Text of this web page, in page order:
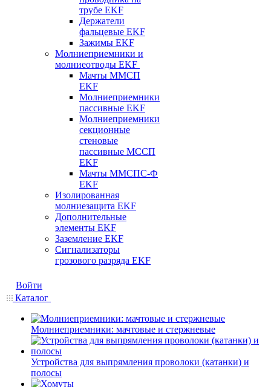
трубе EKF
Держатели
фальцевые EKF
Зажимы EKF
Молниеприемники и
молниеотводы EKF
Мачты ММСП
EKF
Молниеприемники
пассивные EKF
Молниеприемники
секционные
стеновые
пассивные МССП
EKF
Мачты ММСПС-Ф
EKF
Изолированная
молниезащита EKF
Дополнительные
элементы EKF
Заземление EKF
Сигнализаторы
грозового разряда EKF
Войти
Каталог
Молниеприемники: мачтовые и стержневые
Устройства для выпрямления проволоки (катанки) и
полосы